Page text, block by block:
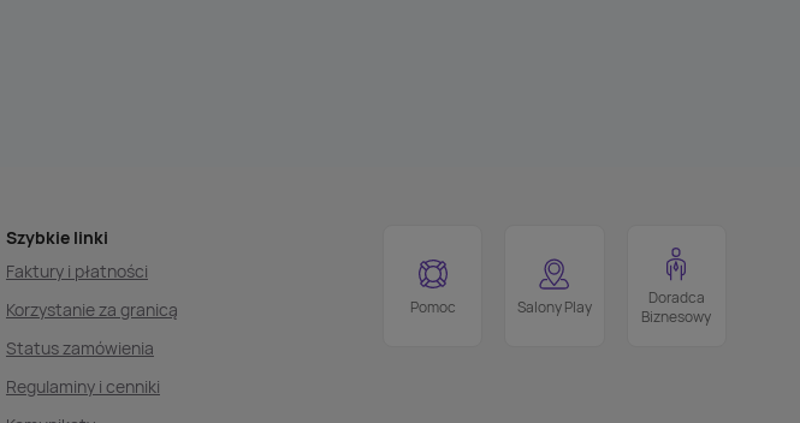
Szybkie linki
Faktury i płatności
Korzystanie za granicą
Status zamówienia
Regulaminy i cenniki
Pomoc Salony Play
Doradca
Biznesowy